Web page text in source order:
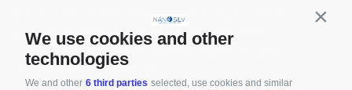
We use cookies and other
technologies
We and other 6 third parties selected, use cookies and similar
produzione di materiali nanotecnologici per la
protezione delle superfici, negli ultimi anni si è
focalizzata nei sistemi a basso-spessore per
l’efficientamento energetico.